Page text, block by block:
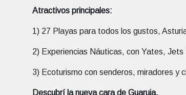
Atractivos principales:
1) 27 Playas para todos los gustos,
2) Experiencias Náuticas, con Yates,
3) Ecoturismo con senderos, miradores y
Descubrí la nueva cara de Guaruja.